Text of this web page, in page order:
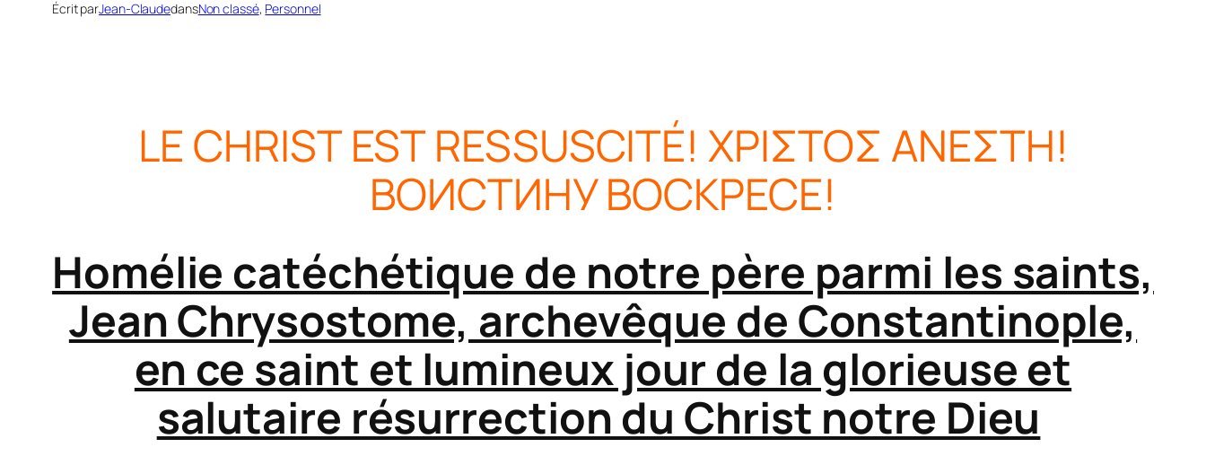
Écrit parJean-ClaudedansNon classé, Personnel
LE CHRIST EST RESSUSCITÉ! ΧΡΙΣΤΟΣ ΑΝΕΣΤΗ!
ВОИСТИНУ ВОСКРЕСЕ!
Homélie catéchétique de notre père parmi les saints,
Jean Chrysostome, archevêque de Constantinople,
en ce saint et lumineux jour de la glorieuse et
salutaire résurrection du Christ notre Dieu